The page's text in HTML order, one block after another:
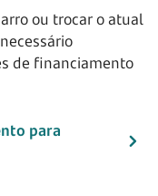
ou trocar o atual
de financiamento
para